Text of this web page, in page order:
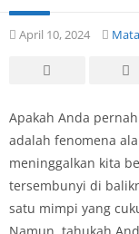
April 10, 2024
Apakah Anda
adalah fenomena
meninggalkan kita
tersembunyi di
satu mimpi yang
Namun, tahukah